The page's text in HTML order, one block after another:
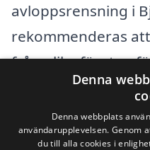
avloppsrensning i
rekommenderas
från olika företag
får det bästa
hjälp av vår
kontakt med
Denna
Denna webbplats
användarupplevelsen. Genom
du till alla cookies i